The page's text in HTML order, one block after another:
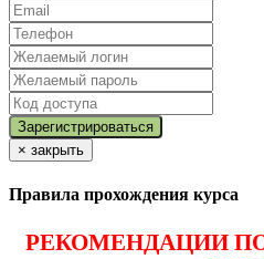
× закрыть
Правила прохождения курса
РЕКОМЕНДАЦИИ